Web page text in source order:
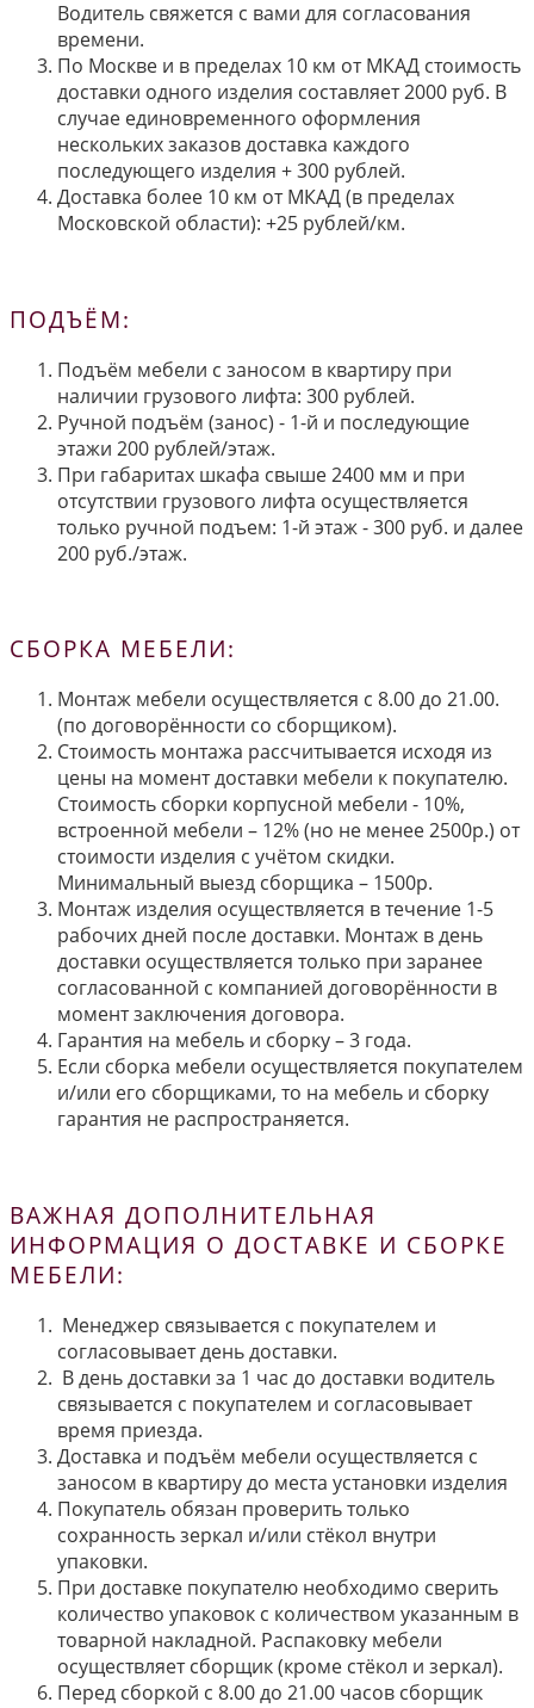
Водитель свяжется с вами для согласования
времени.
По Москве и в пределах 10 км от МКАД стоимость
доставки одного изделия составляет 2000 руб. В
случае единовременного оформления
нескольких заказов доставка каждого
последующего изделия + 300 рублей.
Доставка более 10 км от МКАД (в пределах
Московской области): +25 рублей/км.
ПОДЪЁМ:
Подъём мебели с заносом в квартиру при
наличии грузового лифта: 300 рублей.
Ручной подъём (занос) - 1-й и последующие
этажи 200 рублей/этаж.
При габаритах шкафа свыше 2400 мм и при
отсутствии грузового лифта осуществляется
только ручной подъем: 1-й этаж - 300 руб. и далее
200 руб./этаж.
СБОРКА МЕБЕЛИ:
Монтаж мебели осуществляется с 8.00 до 21.00.
(по договорённости со сборщиком).
Стоимость монтажа рассчитывается исходя из
цены на момент доставки мебели к покупателю.
Стоимость сборки корпусной мебели - 10%,
встроенной мебели – 12% (но не менее 2500р.) от
стоимости изделия с учётом скидки.
Минимальный выезд сборщика – 1500р.
Монтаж изделия осуществляется в течение 1-5
рабочих дней после доставки. Монтаж в день
доставки осуществляется только при заранее
согласованной с компанией договорённости в
момент заключения договора.
Гарантия на мебель и сборку – 3 года.
Если сборка мебели осуществляется покупателем
и/или его сборщиками, то на мебель и сборку
гарантия не распространяется.
ВАЖНАЯ ДОПОЛНИТЕЛЬНАЯ
ИНФОРМАЦИЯ О ДОСТАВКЕ И СБОРКЕ
МЕБЕЛИ:
Менеджер связывается с покупателем и
согласовывает день доставки.
В день доставки за 1 час до доставки водитель
связывается с покупателем и согласовывает
время приезда.
Доставка и подъём мебели осуществляется с
заносом в квартиру до места установки изделия
Покупатель обязан проверить только
сохранность зеркал и/или стёкол внутри
упаковки.
При доставке покупателю необходимо сверить
количество упаковок с количеством указанным в
товарной накладной. Распаковку мебели
осуществляет сборщик (кроме стёкол и зеркал).
Перед сборкой с 8.00 до 21.00 часов сборщик